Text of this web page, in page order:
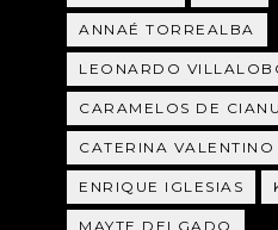
ANNAÉ TORREALBA
LEONARDO
CARAMELOS DE
CATERINA VALENTINO
ENRIQUE IGLESIAS
MAYTE DELGADO